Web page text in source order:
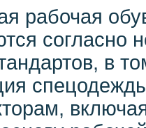
рабочая
согласно
в